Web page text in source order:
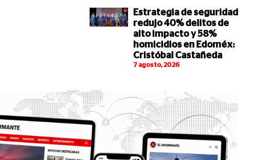
Estrategia de seguridad
redujo 40% delitos de
alto impacto y 58%
homicidios en Edoméx:
Cristóbal Castañeda
7 agosto, 2026